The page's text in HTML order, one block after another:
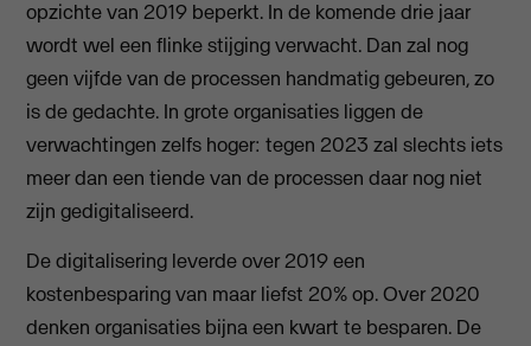
opzichte van 2019 beperkt. In de komende drie jaar
wordt wel een flinke stijging verwacht. Dan zal nog
geen vijfde van de processen handmatig gebeuren, zo
is de gedachte. In grote organisaties liggen de
verwachtingen zelfs hoger: tegen 2023 zal slechts iets
meer dan een tiende van de processen daar nog niet
zijn gedigitaliseerd.
De digitalisering leverde over 2019 een
kostenbesparing van maar liefst 20% op. Over 2020
denken organisaties bijna een kwart te besparen. De